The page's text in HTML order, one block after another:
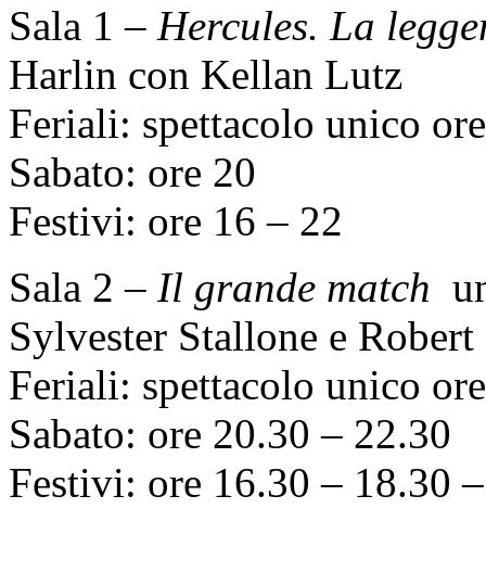
Sala 1 – Hercules. La
Harlin con Kellan Lutz
Feriali: spettacolo unico
Sabato: ore 20
Festivi: ore 16 – 22
Sala 2 – Il grande match
Sylvester Stallone e
Feriali: spettacolo unico
Sabato: ore 20.30 – 22.30
Festivi: ore 16.30 – 18.30